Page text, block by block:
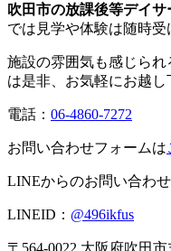
吹田市の放課後等デイ
では見学や体験は随時受
施設の雰囲気も感じら
は是非、お気軽にお越し
電話： 06-4860-7272
お問い合わせフォームは
LINEからのお問い合わ
LINEID： @496ikfus
〒564-0022 大阪府吹田